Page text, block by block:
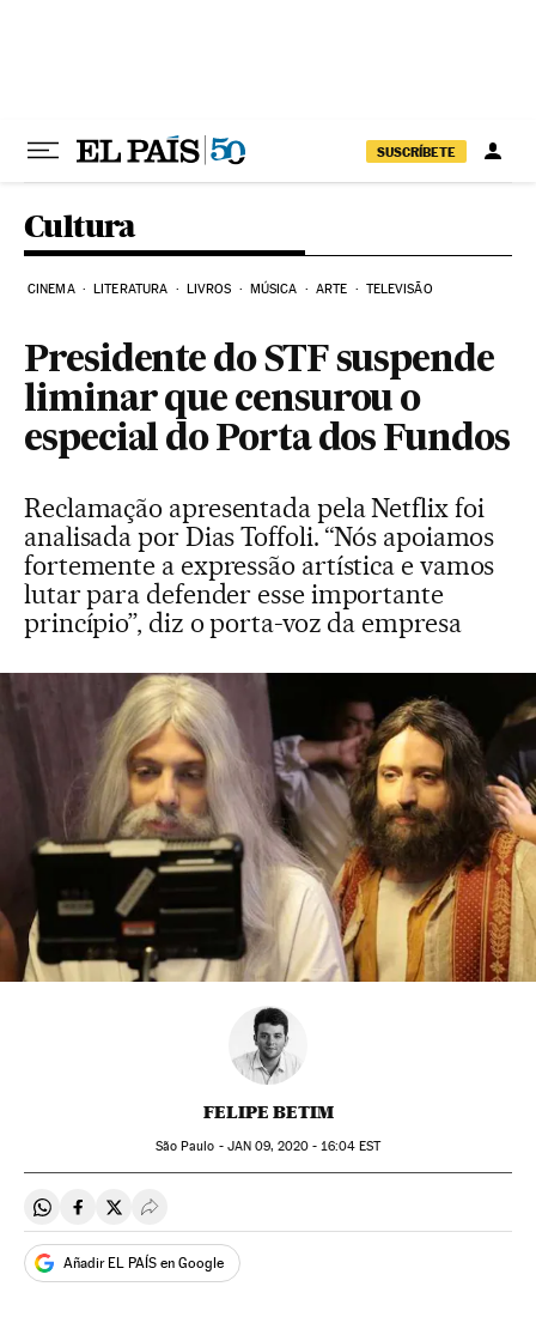
SUSCRÍBETE
Cultura
CINEMA LITERATURA LIVROS MÚSICA ARTE TELEVISÃO
Presidente do STF suspende
liminar que censurou o
especial do Porta dos Fundos
Reclamação apresentada pela Netflix foi
analisada por Dias Toffoli. “Nós apoiamos
fortemente a expressão artística e vamos
lutar para defender esse importante
princípio”, diz o porta-voz da empresa
FELIPE BETIM
São Paulo - JAN 09, 2020 - 16:04EST
Compartir en Whatsapp
Compartir en Facebook
Compartir en Twitter
Desplegar Redes Sociales
Añadir EL PAÍS en Google